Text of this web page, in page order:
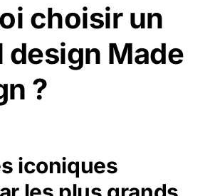
choisir un
Made
?
iconiques